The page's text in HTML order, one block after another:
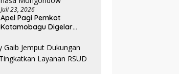
Juli 23, 2026
Apel Pagi Pemkot
Kotamobagu Digelar
Mongondow